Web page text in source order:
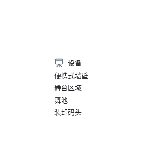
设备
便携式墙壁
舞台区域
舞池
装卸码头